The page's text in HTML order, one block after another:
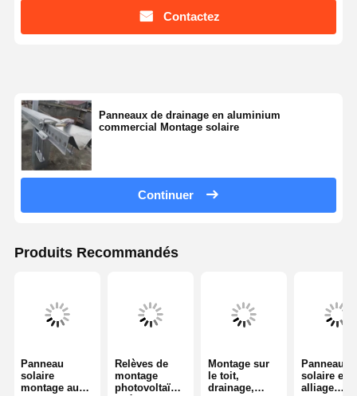
Contactez
Panneaux de drainage en aluminium
commercial Montage solaire
Continuer
Produits Recommandés
Panneau
solaire
montage au
Relèves de
montage
photovoltaïqu
Montage sur
le toit,
drainage,
Panneau
solaire en
alliage